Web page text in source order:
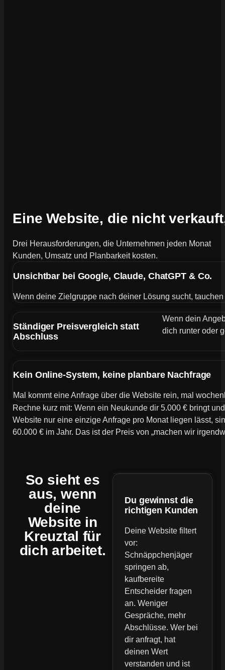
Eine Website, die nicht
Drei Herausforderungen, die Unternehmen jeden Monat
Kunden, Umsatz und Planbarkeit kosten.
Unsichtbar bei Google, Claude, ChatGPT & Co.
Wenn deine Zielgruppe nach deiner Lösung sucht,
Ständiger Preisvergleich statt
Abschluss
Wenn dein
dich runter oder
Kein Online-System, keine planbare Nachfrage
Mal kommt eine Anfrage über die Website rein, mal
Rechne kurz mit: Wenn ein Neukunde dir 5.000 € bringt
Website nur eine einzige Anfrage pro Monat liegen lässt,
60.000 € im Jahr. Das ist der Preis von „machen wir
So sieht es
aus, wenn
deine
Website in
Kreuztal für
dich arbeitet.
Du gewinnst die
richtigen Kunden
Deine Website filtert
vor:
Schnäppchenjäger
springen ab,
kaufbereite
Entscheider fragen
an. Weniger
Gespräche, mehr
Abschlüsse. Wer bei
dir anfragt, hat
deinen Wert
verstanden und ist